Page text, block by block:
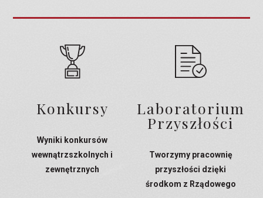
Konkursy
Wyniki konkursów
wewnątrzszkolnych i
zewnętrznych
Laboratorium
Przyszłości
Tworzymy pracownię
przyszłości dzięki
środkom z Rządowego